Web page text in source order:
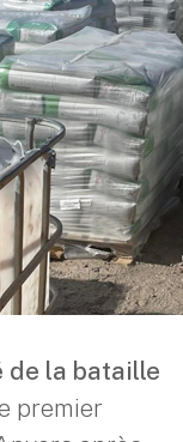
de la bataille
premier